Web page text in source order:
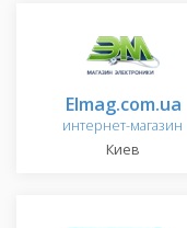
Elmag.com.ua
интернет-магазин
Киев